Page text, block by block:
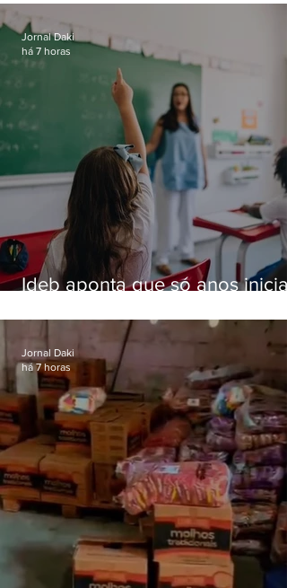
Ideb aponta que só anos
educação
Jornal Daki
há 7 horas
Jornal Daki
há 7 horas